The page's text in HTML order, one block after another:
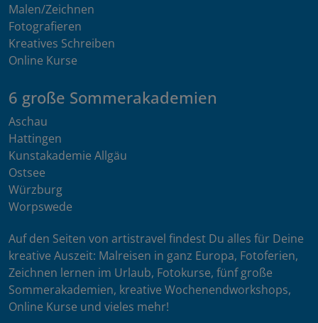
Malen/Zeichnen
Fotografieren
Kreatives Schreiben
Online Kurse
6 große Sommerakademien
Aschau
Hattingen
Kunstakademie Allgäu
Ostsee
Würzburg
Worpswede
Auf den Seiten von artistravel findest Du alles für Deine
kreative Auszeit: Malreisen in ganz Europa, Fotoferien,
Zeichnen lernen im Urlaub, Fotokurse, fünf große
Sommerakademien, kreative Wochenendworkshops,
Online Kurse und vieles mehr!